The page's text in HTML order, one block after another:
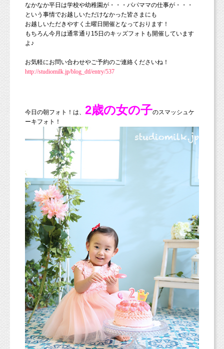
なかなか平日は学校や幼稚園が・・・パパママの仕事が・・・
という事情でお越しいただけなかった皆さまにも
お越しいただきやすく土曜日開催となっております！
もちろん今月は通常通り15日のキッズフォトも開催しています
よ♪
お気軽にお問い合わせやご予約のご連絡くださいね！
http://studiomilk.jp/blog_dtl/entry/537
今日の朝フォト！は、 2歳の女の子のスマッシュケ
ーキフォト！